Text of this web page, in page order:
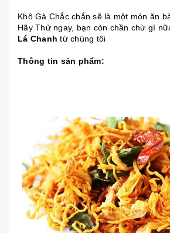
Khô Gà Chắc chắn sẽ là một món ăn
Hãy Thử ngay, bạn còn chần chừ gì
Lá Chanh từ chúng tôi
Thông tin sản phẩm: